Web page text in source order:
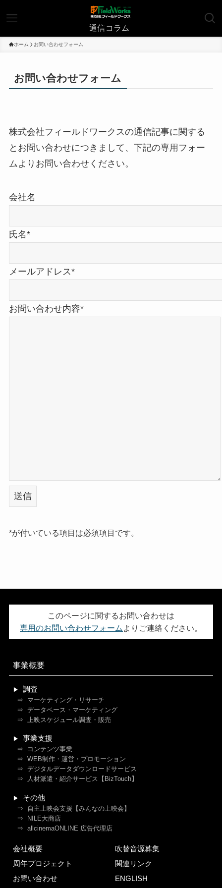
| 通信コラム
ホーム お問い合わせフォーム
お問い合わせフォーム
株式会社フィールドワークスの通信記事に関する
とお問い合わせにつきまして、下記の専用フォー
ムよりお問い合わせください。
会社名
氏名*
メールアドレス*
お問い合わせ内容*
*が付いている項目は必須項目です。
このページに関するお問い合わせは
専用のお問い合わせフォーム よりご連絡ください。
事業概要
調査
マーケティング・リサーチ
データベース・マーケティング
上映スケジュール調査・販売
事業支援
コンテンツ事業
WEB制作・運営・プロモーション
デジタルデータダウンロードサービス
人材派遣・紹介サービス【BizTouch】
その他
自主上映会支援【みんなの上映会】
NILE大商店
allcinemaONLINE 広告代理店
会社概要
吹替音源募集
周年プロジェクト
関連リンク
お問い合わせ
ENGLISH